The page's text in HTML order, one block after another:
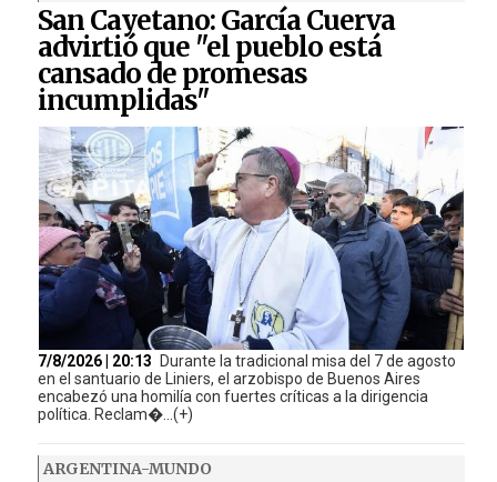
San Cayetano: García Cuerva
advirtió que "el pueblo está
cansado de promesas
incumplidas"
7/8/2026 | 20:13
Durante la tradicional misa del 7 de agosto
en el santuario de Liniers, el arzobispo de Buenos Aires
encabezó una homilía con fuertes críticas a la dirigencia
política. Reclam�...(+)
ARGENTINA-MUNDO